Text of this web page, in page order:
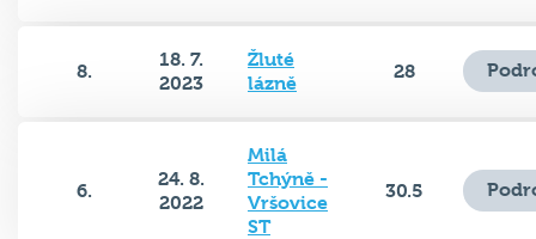
8.
18. 7.
2023
Žluté
lázně
28
6.
24. 8.
2022
Milá
Tchýně -
Vršovice
ST
30.5